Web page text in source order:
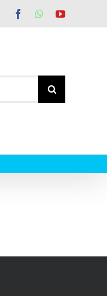
FacebookWhatsAppYouTube